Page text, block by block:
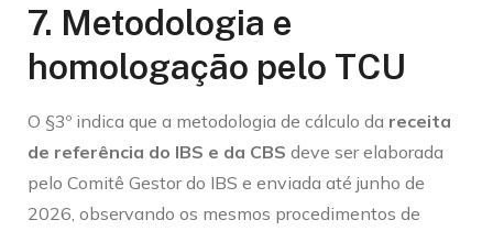
7. Metodologia e
homologação pelo TCU
O §3º indica que a metodologia de cálculo da receita
de referência do IBS e da CBS deve ser elaborada
pelo Comitê Gestor do IBS e enviada até junho de
2026, observando os mesmos procedimentos de